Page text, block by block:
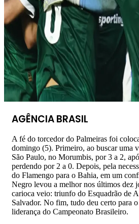
AGÊNCIA BRASIL
A fé do torcedor do Palmeiras foi
domingo (5). Primeiro, ao buscar uma
São Paulo, no Morumbis, por 3 a 2,
perdendo por 2 a 0. Depois, pela
do Flamengo para o Bahia, em um
Negro levou a melhor nos últimos dez
carioca veio: triunfo do Esquadrão de
Salvador. No fim, tudo deu certo para
liderança do Campeonato Brasileiro.